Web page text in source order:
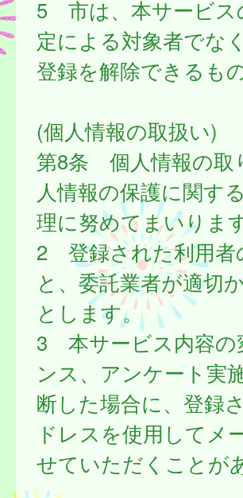
5 市は、本サービス
定による対象者でな
登録を解除できるも
(個人情報の取扱い)
第8条 個人情報の取
人情報の保護に関す
理に努めてまいります
2 登録された利用者
と、委託業者が適切
とします。
3 本サービス内容の
ンス、アンケート実
断した場合に、登録
ドレスを使用してメ
せていただくことが